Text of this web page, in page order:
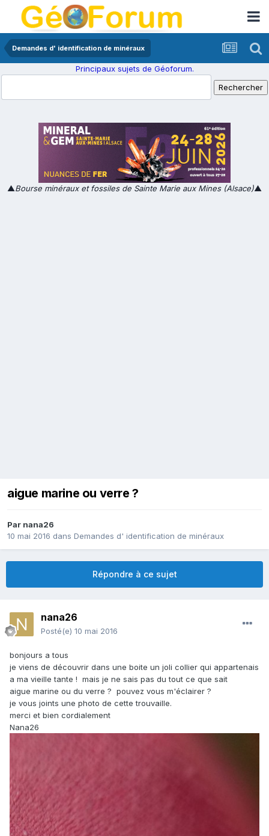
Demandes d' identification de minéraux
Principaux sujets de Géoforum.
▲Bourse minéraux et fossiles de Sainte Marie aux Mines (Alsace)▲
aigue marine ou verre ?
Par nana26
10 mai 2016 dans Demandes d' identification de minéraux
Répondre à ce sujet
nana26
Posté(e) 10 mai 2016
bonjours a tous
je viens de découvrir dans une boite un joli collier qui appartenais
a ma vieille tante ! mais je ne sais pas du tout ce que sait
aigue marine ou du verre ? pouvez vous m'éclairer ?
je vous joints une photo de cette trouvaille.
merci et bien cordialement
Nana26